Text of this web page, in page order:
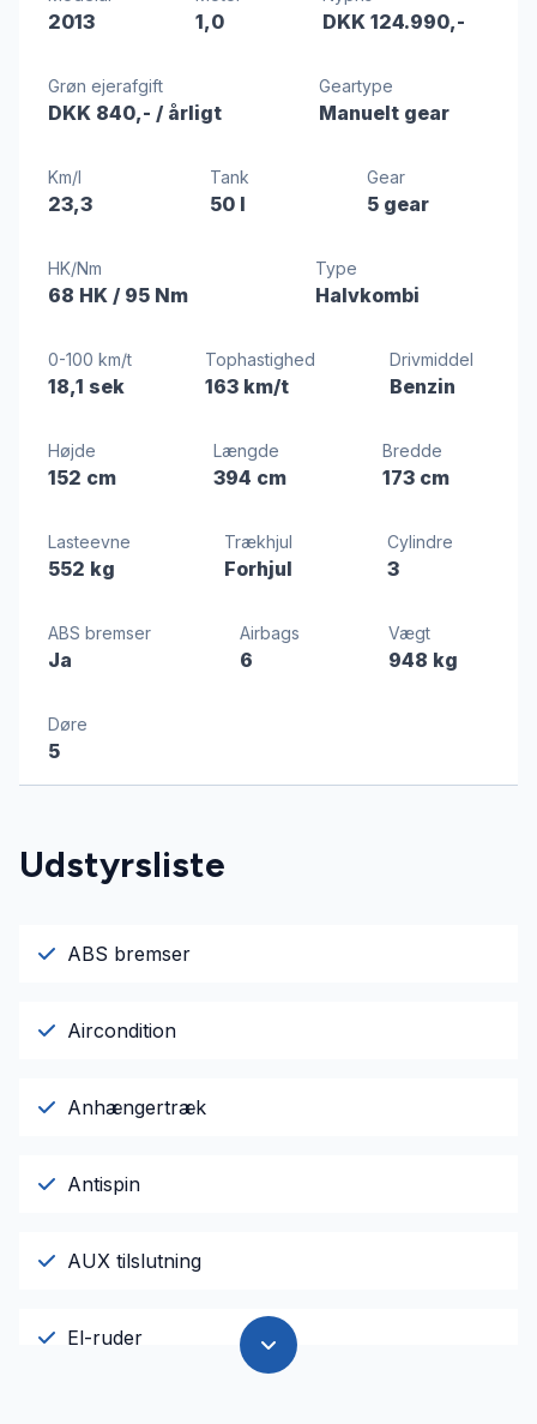
2013 1,0 DKK 124.990,-
Grøn ejerafgift
DKK 840,- / årligt
Geartype
Manuelt gear
Km/l
23,3
Tank
50 l
Gear
5 gear
HK/Nm
68 HK / 95 Nm
Type
Halvkombi
0-100 km/t
18,1 sek
Tophastighed
163 km/t
Drivmiddel
Benzin
Højde
152 cm
Længde
394 cm
Bredde
173 cm
Lasteevne
552 kg
Trækhjul
Forhjul
Cylindre
3
ABS bremser
Ja
Airbags
6
Vægt
948 kg
Døre
5
Udstyrsliste
ABS bremser
Aircondition
Anhængertræk
Antispin
AUX tilslutning
El-ruder